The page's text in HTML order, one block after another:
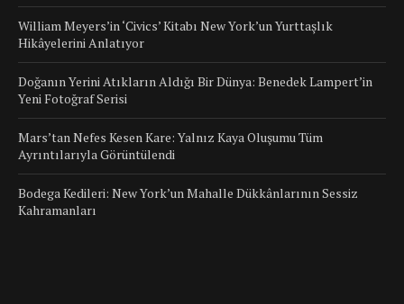
William Meyers’in ‘Civics’ Kitabı New York’un Yurttaşlık
Hikâyelerini Anlatıyor
Doğanın Yerini Atıkların Aldığı Bir Dünya: Benedek Lampert’in
Yeni Fotoğraf Serisi
Mars’tan Nefes Kesen Kare: Yalnız Kaya Oluşumu Tüm
Ayrıntılarıyla Görüntülendi
Bodega Kedileri: New York’un Mahalle Dükkânlarının Sessiz
Kahramanları